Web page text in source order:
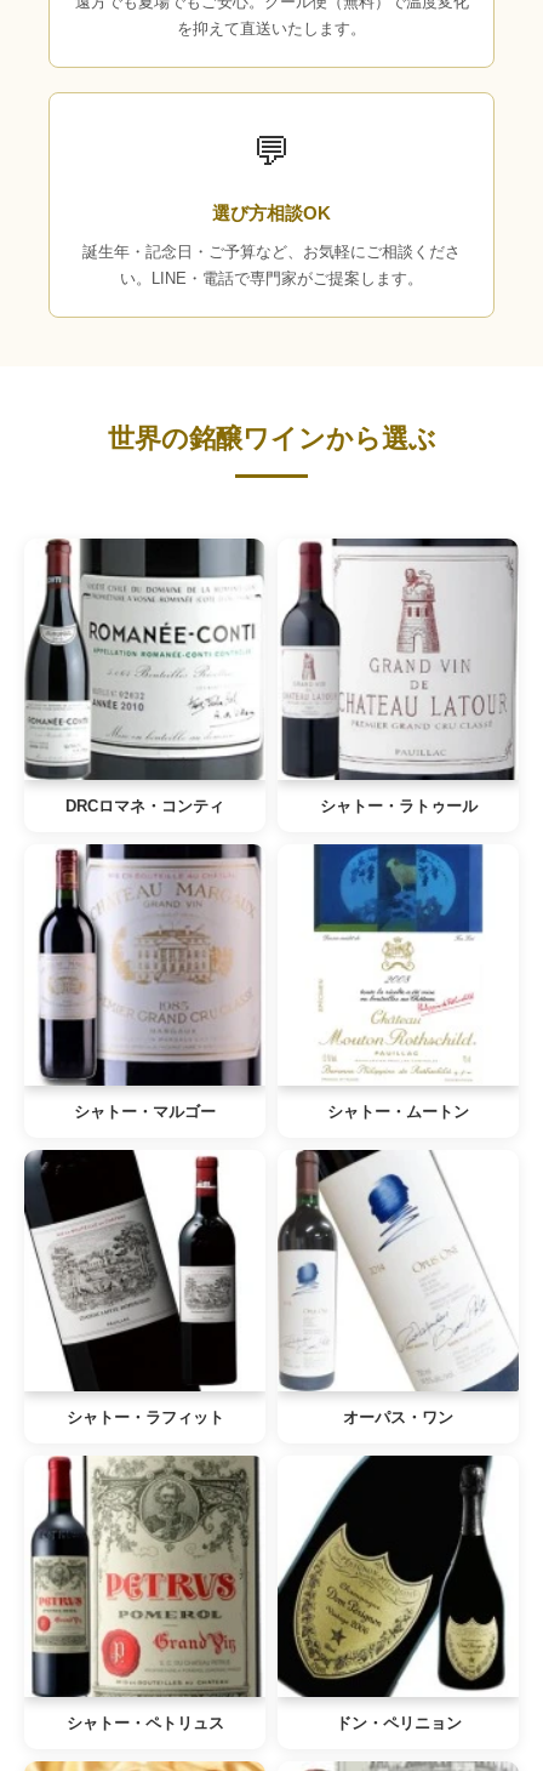
を抑えて直送いたします。
💬
選び方相談OK
誕生年・記念日・ご予算など、お気軽にご相談くださ
い。LINE・電話で専門家がご提案します。
世界の銘醸ワインから選ぶ
DRCロマネ・コンティ シャトー・ラトゥール
シャトー・マルゴー シャトー・ムートン
シャトー・ラフィット オーパス・ワン
シャトー・ペトリュス ドン・ペリニョン